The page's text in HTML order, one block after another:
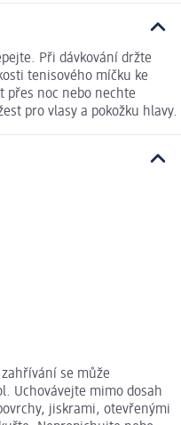
Při dávkování držte
tenisového míčku ke
přes noc nebo nechte
pro vlasy a pokožku hlavy.
se může
Uchovávejte mimo dosah
jiskrami, otevřenými